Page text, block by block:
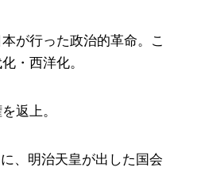
が行った政治的革命。こ
・西洋化。
返上。
、明治天皇が出した国会